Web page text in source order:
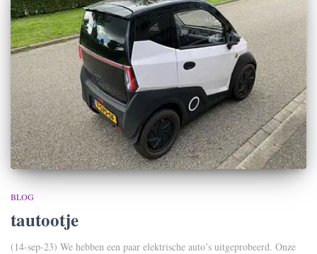
BLOG
tautootje
(14-sep-23) We hebben een paar elektrische auto’s uitgeprobeerd. Onze